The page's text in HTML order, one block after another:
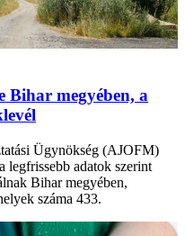
Bihar megyében, a
Ügynökség (AJOFM)
legfrissebb adatok szerint
Bihar megyében,
száma 433.